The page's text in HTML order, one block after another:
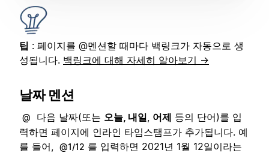
팁 : 페이지를 @멘션할 때마다 백링크가 자동으로 생
성됩니다. 백링크에 대해 자세히 알아보기 →
날짜 멘션
@ 다음 날짜(또는 오늘, 내일 어제 등의 단어)를 입
력하면 페이지에 인라인 타임스탬프가 추가됩니다. 예
를 들어,
@1/12 를 입력하면 2021년 1월 12일이라는